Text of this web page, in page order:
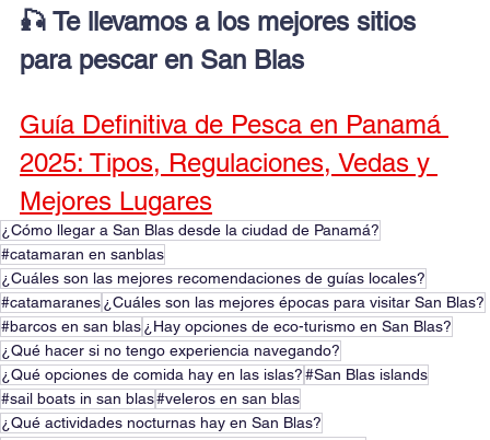
🎣 Te llevamos a los mejores sitios
para pescar en San Blas
Guía Definitiva de Pesca en Panamá
2025: Tipos, Regulaciones, Vedas y
Mejores Lugares
¿Cómo llegar a San Blas desde la ciudad de Panamá?
#catamaran en sanblas
¿Cuáles son las mejores recomendaciones de guías locales?
#catamaranes¿Cuáles son las mejores épocas para visitar San Blas?
#barcos en san blas¿Hay opciones de eco-turismo en San Blas?
¿Qué hacer si no tengo experiencia navegando?
¿Qué opciones de comida hay en las islas?#San Blas islands
#sail boats in san blas#veleros en san blas
¿Qué actividades nocturnas hay en San Blas?